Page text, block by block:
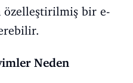
özelleştirilmiş bir e-
Neden